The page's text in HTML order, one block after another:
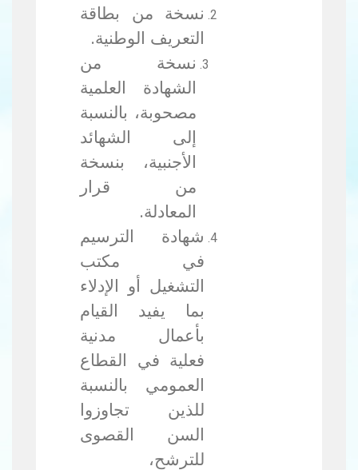
نسخة من بطاقة
التعريف الوطنية.
نسخة من
الشهادة العلمية
مصحوبة، بالنسبة
إلى الشهائد
الأجنبية، بنسخة
من قرار
المعادلة.
شهادة الترسيم
في مكتب
التشغيل أو الإدلاء
بما يفيد القيام
بأعمال مدنية
فعلية في القطاع
العمومي بالنسبة
للذين تجاوزوا
السن القصوى
للترشح،